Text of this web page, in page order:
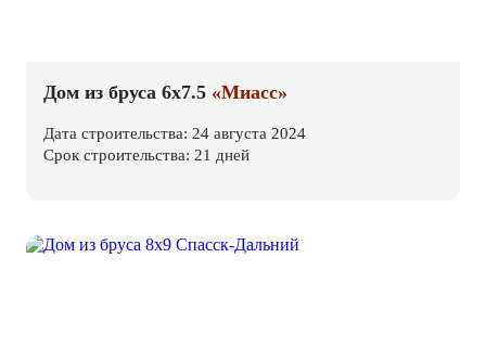
Дом из бруса 6х7.5 «Миасс»
Дата строительства: 24 августа 2024
Срок строительства: 21 дней